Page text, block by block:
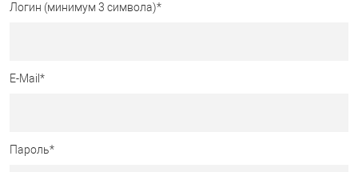
Логин (минимум 3 символа)*
E-Mail *
Пароль*